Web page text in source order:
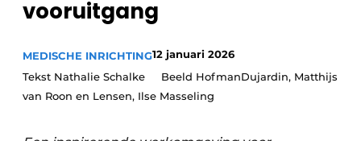
Podcasts
Vacature aanmelden
Vacatures
Privéklinieken
Laboratoria
vooruitgang
MEDISCHE INRICHTING12 januari 2026
Tekst Nathalie Schalke Beeld HofmanDujardin, Matthijs
van Roon en Lensen, Ilse Masseling